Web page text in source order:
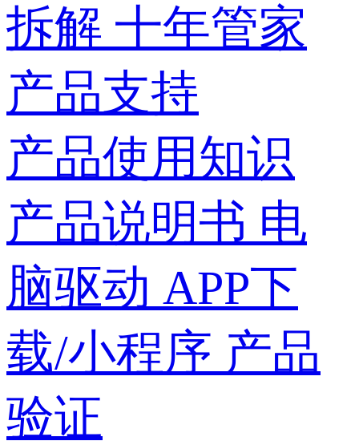
拆解 十年管家
产品支持
产品使用知识
产品说明书 电
脑驱动 APP下
载/小程序 产品
验证